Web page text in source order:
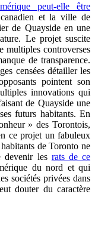
peut-elle être
et la ville de
de Quayside en une
Le projet suscite
multiples controverses
de transparence.
censées détailler les
pointent son
innovations qui
de Quayside une
futurs habitants. En
» des Torontois,
ce projet un fabuleux
de Toronto ne
devenir les rats de ce
du nord et qui
sociétés privées dans
douter du caractère